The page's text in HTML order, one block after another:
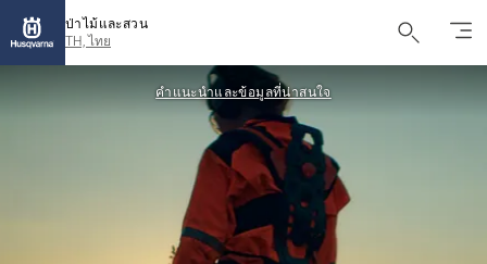
ป่าไม้และสวน
TH, ไทย
คำแนะนำและข้อมูลที่น่าสนใจ